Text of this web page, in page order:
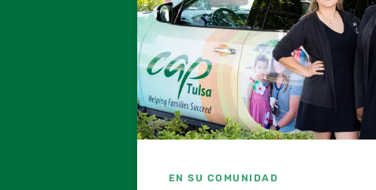
EN SU COMUNIDAD